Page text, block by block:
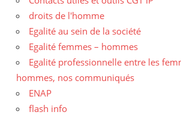
droits de l'homme
Egalité au sein de la société
Egalité femmes – hommes
Egalité professionnelle entre les
hommes, nos communiqués
ENAP
flash info